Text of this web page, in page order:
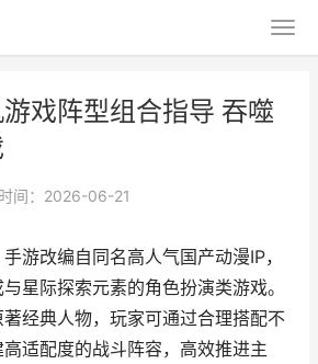
戏阵型组合指导 吞噬
间：2026-06-21
游改编自同名高人气国产动漫IP，
星际探索元素的角色扮演类游戏。
经典人物，玩家可通过合理搭配不
适配度的战斗阵容，高效推进主